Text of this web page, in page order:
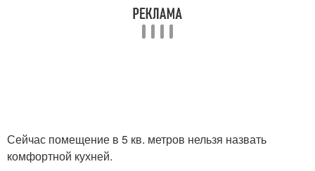
Сейчас помещение в 5 кв. метров нельзя назвать
комфортной кухней.